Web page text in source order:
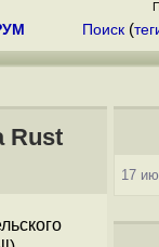
Поиск (
Rust
17